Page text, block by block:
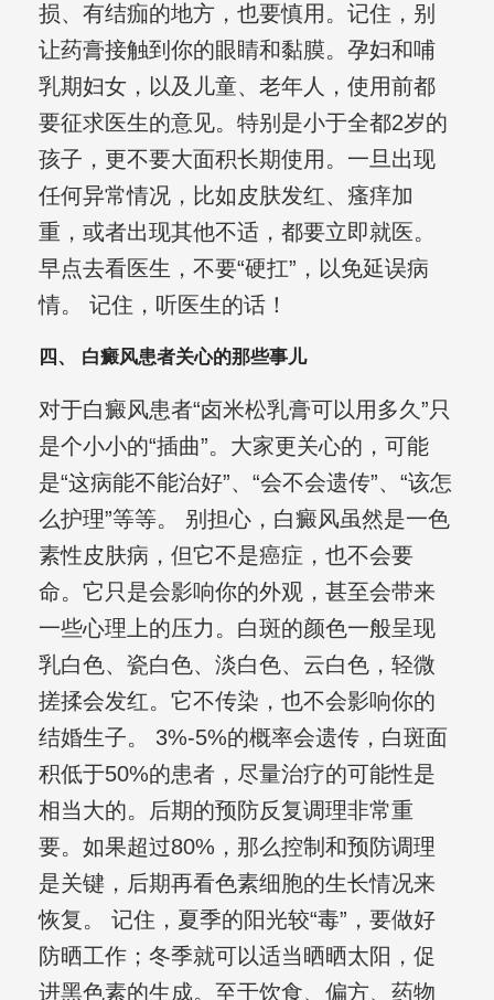
损、有结痂的地方，也要慎用。记住，别
让药膏接触到你的眼睛和黏膜。孕妇和哺
乳期妇女，以及儿童、老年人，使用前都
要征求医生的意见。特别是小于全都2岁的
孩子，更不要大面积长期使用。一旦出现
任何异常情况，比如皮肤发红、瘙痒加
重，或者出现其他不适，都要立即就医。
早点去看医生，不要“硬扛”，以免延误病
情。 记住，听医生的话！
四、 白癜风患者关心的那些事儿
对于白癜风患者“卤米松乳膏可以用多久”只
是个小小的“插曲”。大家更关心的，可能
是“这病能不能治好”、“会不会遗传”、“该怎
么护理”等等。 别担心，白癜风虽然是一色
素性皮肤病，但它不是癌症，也不会要
命。它只是会影响你的外观，甚至会带来
一些心理上的压力。白斑的颜色一般呈现
乳白色、瓷白色、淡白色、云白色，轻微
搓揉会发红。它不传染，也不会影响你的
结婚生子。 3%-5%的概率会遗传，白斑面
积低于50%的患者，尽量治疗的可能性是
相当大的。后期的预防反复调理非常重
要。如果超过80%，那么控制和预防调理
是关键，后期再看色素细胞的生长情况来
恢复。 记住，夏季的阳光较“毒”，要做好
防晒工作；冬季就可以适当晒晒太阳，促
进黑色素的生成。至于饮食、偏方、药物